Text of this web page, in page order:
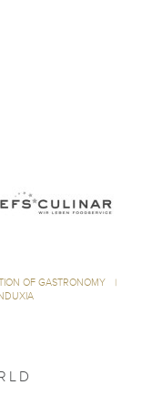
OF GASTRONOMY
|